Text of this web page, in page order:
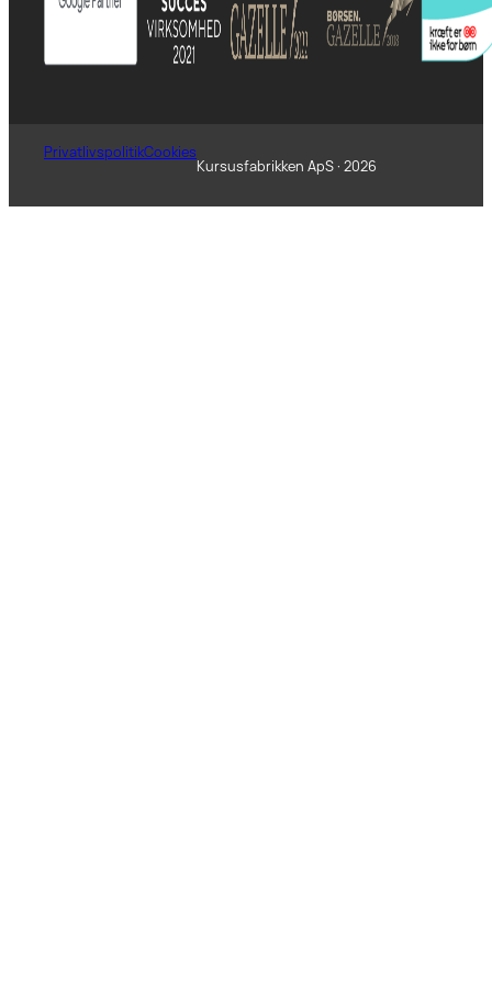
PrivatlivspolitikCookies
Kursusfabrikken ApS · 2026